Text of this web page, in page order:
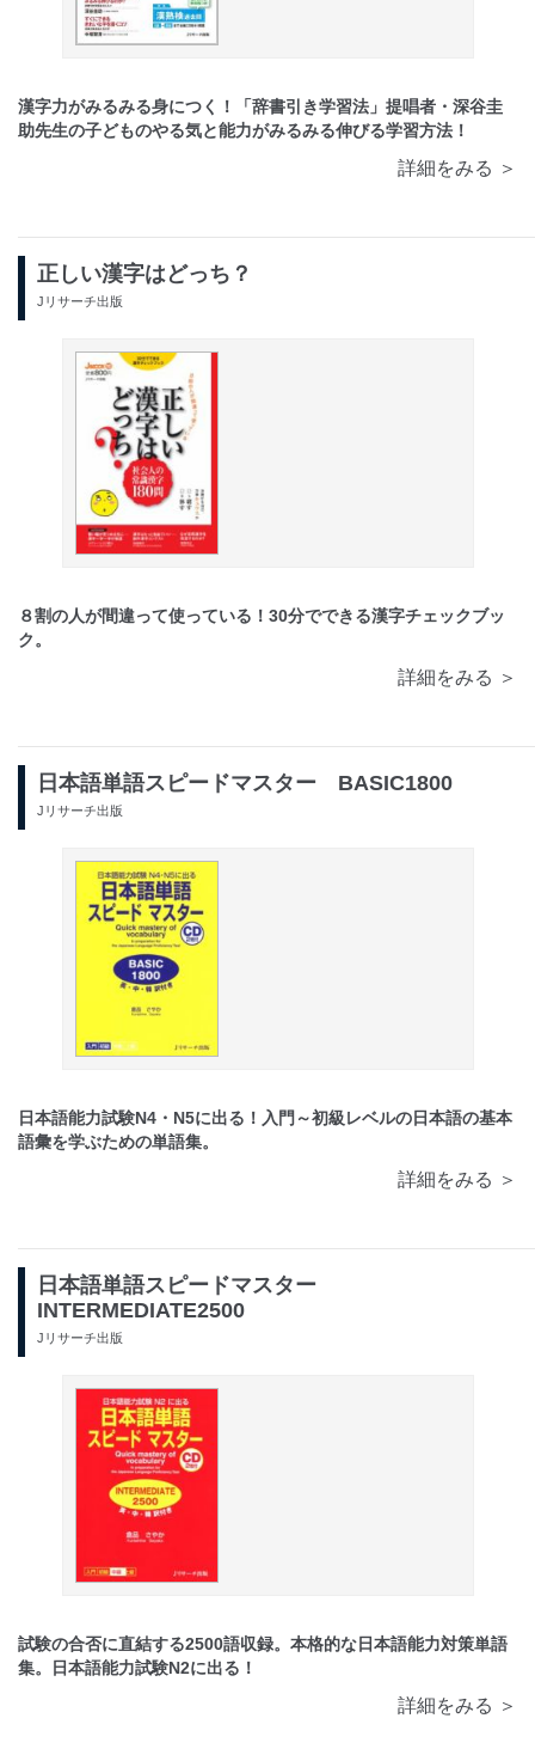
漢字力がみるみる身につく！「辞書引き学習法」提唱者・深谷圭
助先生の子どものやる気と能力がみるみる伸びる学習方法！
詳細をみる ＞
正しい漢字はどっち？
Jリサーチ出版
８割の人が間違って使っている！30分でできる漢字チェックブッ
ク。
詳細をみる ＞
日本語単語スピードマスター BASIC1800
Jリサーチ出版
日本語能力試験N4・N5に出る！入門～初級レベルの日本語の基本
語彙を学ぶための単語集。
詳細をみる ＞
日本語単語スピードマスター
INTERMEDIATE2500
Jリサーチ出版
試験の合否に直結する2500語収録。本格的な日本語能力対策単語
集。日本語能力試験N2に出る！
詳細をみる ＞